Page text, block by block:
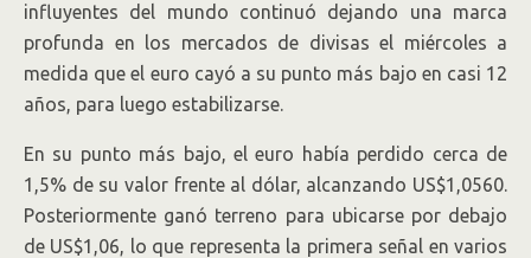
influyentes del mundo continuó dejando una marca
profunda en los mercados de divisas el miércoles a
medida que el euro cayó a su punto más bajo en casi 12
años, para luego estabilizarse.
En su punto más bajo, el euro había perdido cerca de
1,5% de su valor frente al dólar, alcanzando US$1,0560.
Posteriormente ganó terreno para ubicarse por debajo
de US$1,06, lo que representa la primera señal en varios